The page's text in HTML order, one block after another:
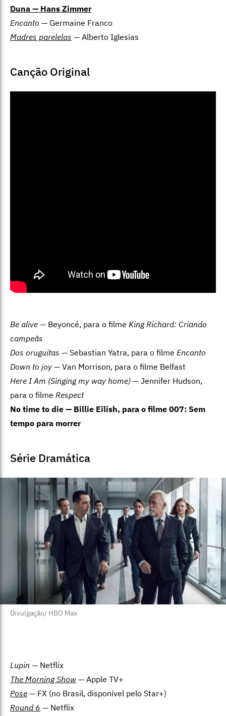
Duna — Hans Zimmer
Encanto — Germaine Franco
Madres parelelas — Alberto Iglesias
Canção Original
Be alive — Beyoncé, para o filme King Richard: Criando
campeãs
Dos oruguitas — Sebastian Yatra, para o filme Encanto
Down to joy — Van Morrison, para o filme Belfast
Here I Am (Singing my way home) — Jennifer Hudson,
para o filme Respect
No time to die — Billie Eilish, para o filme 007: Sem
tempo para morrer
Série Dramática
Divulgação/ HBO Max
Lupin — Netflix
The Morning Show — Apple TV+
Pose — FX (no Brasil, disponível pelo Star+)
Round 6 — Netflix